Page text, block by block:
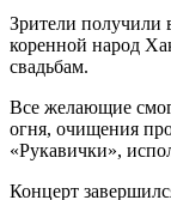
Зрители получили
коренной народ
свадьбам.
Все желающие
огня, очищения
«Рукавички»,
Концерт